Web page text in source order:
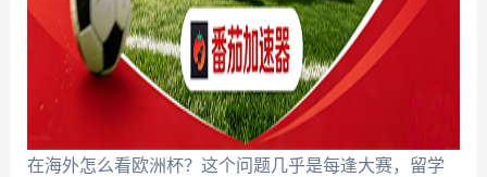
在海外怎么看欧洲杯？这个问题几乎是每逢大赛，留学